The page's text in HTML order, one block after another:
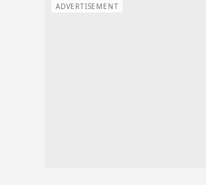
ADVERTISEMENT